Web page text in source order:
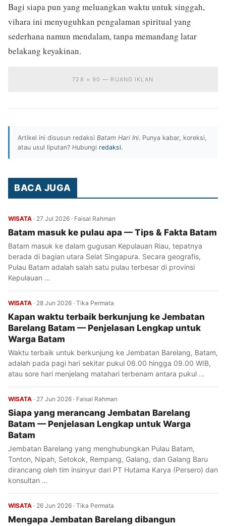
Bagi siapa pun yang meluangkan waktu untuk singgah,
vihara ini menyuguhkan pengalaman spiritual yang
sederhana namun mendalam, tanpa memandang latar
belakang keyakinan.
728 × 90 — RUANG IKLAN
Artikel ini disusun redaksi Batam Hari Ini. Punya kabar, koreksi,
atau usul liputan? Hubungi redaksi.
BACA JUGA
WISATA · 27 Jul 2026 · Faisal Rahman
Batam masuk ke pulau apa — Tips & Fakta Batam
Batam masuk ke dalam gugusan Kepulauan Riau, tepatnya
berada di bagian utara Selat Singapura. Secara geografis,
Pulau Batam adalah salah satu pulau terbesar di provinsi
Kepulauan …
WISATA · 28 Jun 2026 · Tika Permata
Kapan waktu terbaik berkunjung ke Jembatan
Barelang Batam — Penjelasan Lengkap untuk
Warga Batam
Waktu terbaik untuk berkunjung ke Jembatan Barelang, Batam,
adalah pada pagi hari sekitar pukul 06.00 hingga 09.00 WIB,
atau sore hari menjelang matahari terbenam antara pukul …
WISATA · 27 Jun 2026 · Faisal Rahman
Siapa yang merancang Jembatan Barelang
Batam — Penjelasan Lengkap untuk Warga
Batam
Jembatan Barelang yang menghubungkan Pulau Batam,
Tonton, Nipah, Setokok, Rempang, Galang, dan Galang Baru
dirancang oleh tim insinyur dari PT Hutama Karya (Persero) dan
konsultan …
WISATA · 26 Jun 2026 · Tika Permata
Mengapa Jembatan Barelang dibangun